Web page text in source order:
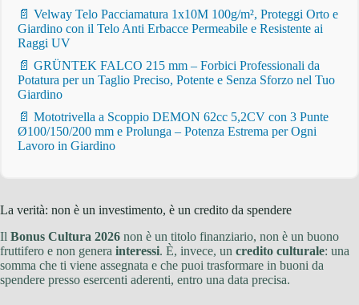
📄 Velway Telo Pacciamatura 1x10M 100g/m², Proteggi Orto e
Giardino con il Telo Anti Erbacce Permeabile e Resistente ai
Raggi UV
📄 GRÜNTEK FALCO 215 mm – Forbici Professionali da
Potatura per un Taglio Preciso, Potente e Senza Sforzo nel Tuo
Giardino
📄 Mototrivella a Scoppio DEMON 62cc 5,2CV con 3 Punte
Ø100/150/200 mm e Prolunga – Potenza Estrema per Ogni
Lavoro in Giardino
La verità: non è un investimento, è un credito da spendere
Il Bonus Cultura 2026 non è un titolo finanziario, non è un buono
fruttifero e non genera interessi. È, invece, un credito culturale: una
somma che ti viene assegnata e che puoi trasformare in buoni da
spendere presso esercenti aderenti, entro una data precisa.